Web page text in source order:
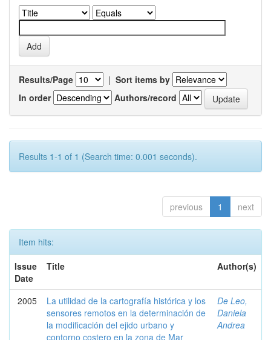
Results/Page | Sort items by
In order
Authors/record
Results 1-1 of 1 (Search time: 0.001 seconds).
previous 1 next
Item hits:
Issue
Date
Title Author(s)
2005
La utilidad de la cartografía histórica y los
sensores remotos en la determinación de
la modificación del ejido urbano y
contorno costero en la zona de Mar
De Leo,
Daniela
Andrea